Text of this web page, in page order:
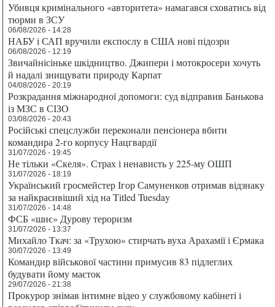
Убивця кримінального «авторитета» намагався сховатись від
тюрми в ЗСУ
06/08/2026 - 14:28
НАБУ і САП вручили експослу в США нові підозри
06/08/2026 - 12:19
Звичайнісіньке шкідництво. Джипери і мотокросери хочуть
й надалі знищувати природу Карпат
04/08/2026 - 20:19
Розкрадання міжнародної допомоги: суд відправив Банькова
із МЗС в СІЗО
03/08/2026 - 20:43
Російські спецслужби переконали пенсіонера вбити
командира 2-го корпусу Нацгвардії
31/07/2026 - 19:45
Не тільки «Скеля». Страх і ненависть у 225-му ОШП
31/07/2026 - 18:19
Український гросмейстер Ігор Самуненков отримав відзнаку
за найкрасивіший хід на Titled Tuesday
31/07/2026 - 14:48
ФСБ «шиє» Дурову тероризм
31/07/2026 - 13:37
Михайло Ткач: за «Трухою» стирчать вуха Арахамії і Єрмака
30/07/2026 - 13:49
Командир військової частини примусив 83 підлеглих
будувати йому маєток
29/07/2026 - 21:38
Прокурор знімав інтимне відео у службовому кабінеті і